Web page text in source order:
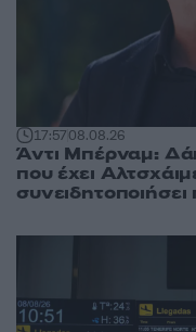
17:5708.08.26
Άντι Μπέρναμ:
που έχει